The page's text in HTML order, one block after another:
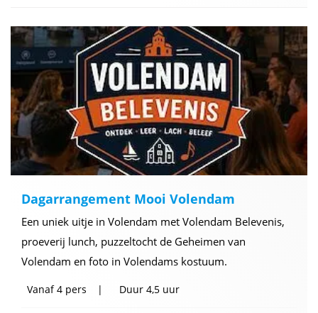
Dagarrangement Mooi Volendam
Een uniek uitje in Volendam met Volendam Belevenis,
proeverij lunch, puzzeltocht de Geheimen van
Volendam en foto in Volendams kostuum.
Vanaf4 pers Duur 4,5 uur